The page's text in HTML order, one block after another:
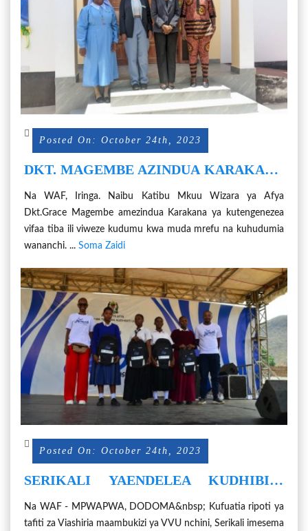
Posted On: October 24th, 2023
DKT. MAGEMBE AZINDUA KARAKANA
Na WAF, Iringa. Naibu Katibu Mkuu Wizara ya Afya
Dkt.Grace Magembe amezindua Karakana ya kutengenezea
vifaa tiba ili viweze kudumu kwa muda mrefu na kuhudumia
wananchi. ... Soma Zaidi
Posted On: October 24th, 2023
SERIKALI YAENDELEA KUDHIBITI
KWA VIJANA BALEHE.
Na WAF - MPWAPWA, DODOMA&nbsp; Kufuatia ripoti ya
tafiti za Viashiria maambukizi ya VVU nchini, Serikali imesema